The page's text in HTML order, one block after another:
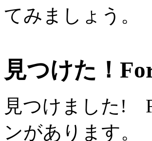
てみましょう。
見つけた！
見つけました!
ンがあります。